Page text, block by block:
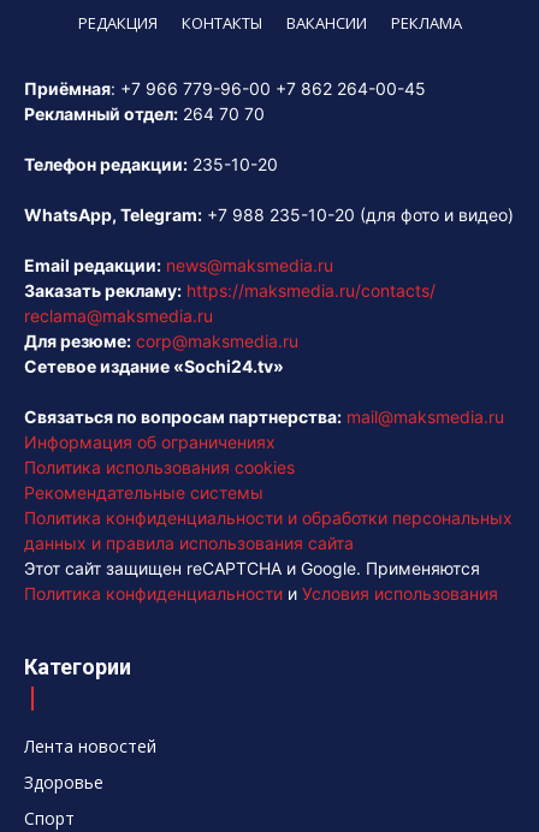
РЕДАКЦИЯ КОНТАКТЫ ВАКАНСИИ РЕКЛАМА
Приёмная: +7 966 779-96-00 +7 862 264-00-45
Рекламный отдел: 264 70 70
Телефон редакции: 235-10-20
WhatsApp, Telegram: +7 988 235-10-20 (для фото и видео)
Email редакции: news@maksmedia.ru
Заказать рекламу: https://maksmedia.ru/contacts/
reclama@maksmedia.ru
Для резюме: corp@maksmedia.ru
Сетевое издание «Sochi24.tv»
Связаться по вопросам партнерства: mail@maksmedia.ru
Информация об ограничениях
Политика использования cookies
Рекомендательные системы
Политика конфиденциальности и обработки персональных
данных и правила использования сайта
Этот сайт защищен reCAPTCHA и Google. Применяются
Политика конфиденциальности и Условия использования
Категории
Лента новостей
Здоровье
Спорт